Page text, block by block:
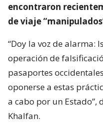
encontraron
de viaje
“Doy la voz de alarma:
operación de
pasaportes
oponerse a estas
a cabo por un Estado”,
Khalfan.